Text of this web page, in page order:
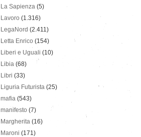
La Sapienza (5)
Lavoro (1.316)
LegaNord (2.411)
Letta Enrico (154)
Liberi e Uguali (10)
Libia (68)
Libri (33)
Liguria Futurista (25)
mafia (543)
manifesto (7)
Margherita (16)
Maroni (171)